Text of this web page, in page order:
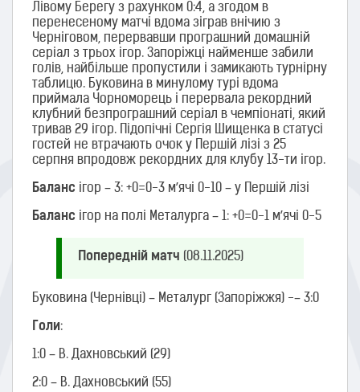
Лівому Берегу з рахунком 0:4, а згодом в
перенесеному матчі вдома зіграв внічию з
Черніговом, перервавши програшний домашній
серіал з трьох ігор. Запоріжці найменше забили
голів, найбільше пропустили і замикають турнірну
таблицю. Буковина в минулому турі вдома
приймала Чорноморець і перервала рекордний
клубний безпрограшний серіал в чемпіонаті, який
тривав 29 ігор. Підопічні Сергія Шищенка в статусі
гостей не втрачають очок у Першій лізі з 25
серпня впродовж рекордних для клубу 13-ти ігор.
Баланс ігор – 3: +0=0-3 м’ячі 0-10 – у Першій лізі
Баланс ігор на полі Металурга – 1: +0=0-1 м’ячі 0-5
Попередній матч (08.11.2025)
Буковина (Чернівці) – Металург (Запоріжжя) -– 3:0
Голи:
1:0 – В. Дахновський (29)
2:0 – В. Дахновський (55)